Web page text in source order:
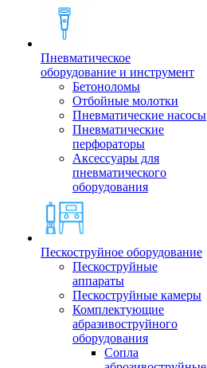
Пневматическое
оборудование и инструмент
Бетоноломы
Отбойные молотки
Пневматические насосы
Пневматические
перфораторы
Аксессуары для
пневматического
оборудования
Пескоструйное оборудование
Пескоструйные
аппараты
Пескоструйные камеры
Комплектующие
абразивоструйного
оборудования
Сопла